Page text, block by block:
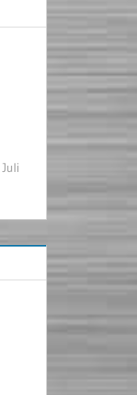
Juli